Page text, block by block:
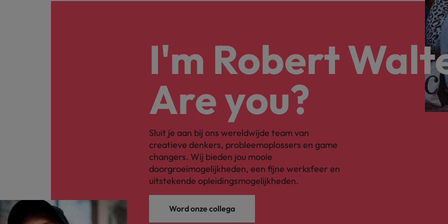
I'm Robert
Are you?
Sluit je aan bij ons wereldwijde team van
creatieve denkers, probleemoplossers en game
changers. Wij bieden jou mooie
doorgroeimogelijkheden, een fijne werksfeer en
uitstekende opleidingsmogelijkheden.
Word onze collega